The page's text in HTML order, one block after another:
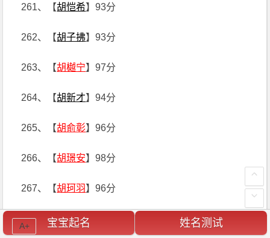
261、【胡恺希】93分
262、【胡子拂】93分
263、【胡樾宁】97分
264、【胡新才】94分
265、【胡俞彰】96分
266、【胡璟安】98分
267、【胡珂羽】96分
268、【胡铎烨】99分
宝宝起名 姓名测试
A+